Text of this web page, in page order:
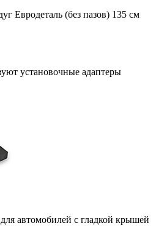
Евродеталь (без пазов) 135 см
установочные адаптеры
автомобилей с гладкой крышей